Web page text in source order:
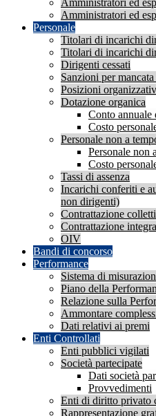
Amministratori ed
Amministratori ed
Personale
Titolari di incarichi
Titolari di incarichi
Dirigenti cessati
Sanzioni per
Posizioni
Dotazione organica
Conto annuale
Costo
Personale non a
Personale non
Costo
Tassi di assenza
Incarichi conferiti e
non dirigenti)
Contrattazione
Contrattazione
OIV
Bandi di concorso
Performance
Sistema di
Piano della
Relazione sulla
Ammontare
Dati relativi ai premi
Enti Controllati
Enti pubblici vigilati
Società partecipate
Dati società
Provvedimenti
Enti di diritto privato
Rappresentazione